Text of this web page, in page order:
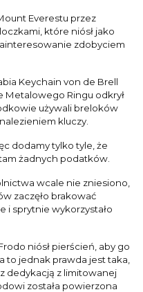
Everestu przez
które niósł jako
zdobyciem
Keychain von de Brell
Metalowego Ringu odkrył
używali breloków
kluczy.
dodamy tylko tyle, że
żadnych podatków.
wcale nie zniesiono,
zaczęło brakować
i sprytnie wykorzystało
niósł pierścień, aby go
to jednak prawda jest taka,
dedykacją z limitowanej
została powierzona